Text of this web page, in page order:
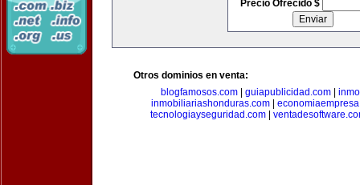
Precio Ofrecido $
Otros dominios en venta:
blogfamosos.com
guiapublicidad.com
inmobiliariashonduras.com
tecnologiayseguridad.com|